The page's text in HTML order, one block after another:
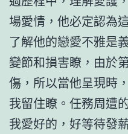
場愛情，他必定認為
了解他的戀愛不雅是
變節和損害瞭，由於
傷，所以當他呈現時
我留住瞭。任務周遭
我愛好的，好等待發